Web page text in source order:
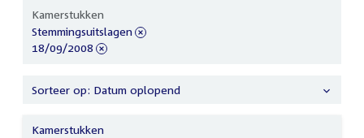
uw
resultaten
Kamerstukken
verwijder
filter
Stemmingsuitslagen
verwijder
18/09/2008
Sorteer op: Datum oplopend
Kamerstukken